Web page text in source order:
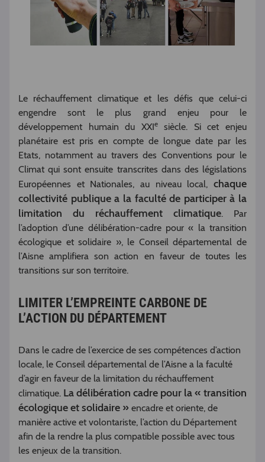
Le réchauffement climatique et les défis que celui-ci
engendre sont le plus grand enjeu pour le
développement humain du XXIesiècle. Si cet enjeu
planétaire est pris en compte de longue date par les
Etats, notamment au travers des Conventions pour le
Climat qui sont ensuite transcrites dans des législations
Européennes et Nationales, au niveau local, chaque
collectivité publique a la faculté de participer à la
limitation du réchauffement climatique. Par
l’adoption d’une délibération-cadre pour « la transition
écologique et solidaire », le Conseil départemental de
l’Aisne amplifiera son action en faveur de toutes les
transitions sur son territoire.
LIMITER L’EMPREINTE CARBONE DE
L’ACTION DU DÉPARTEMENT
Dans le cadre de l’exercice de ses compétences d’action
locale, le Conseil départemental de l’Aisne a la faculté
d’agir en faveur de la limitation du réchauffement
climatique. La délibération cadre pour la « transition
écologique et solidaire » encadre et oriente, de
manière active et volontariste, l’action du Département
afin de la rendre la plus compatible possible avec tous
les enjeux de la transition.